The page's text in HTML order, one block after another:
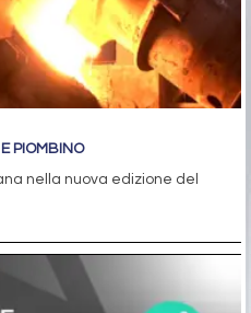
PIOMBINO
nella nuova edizione del